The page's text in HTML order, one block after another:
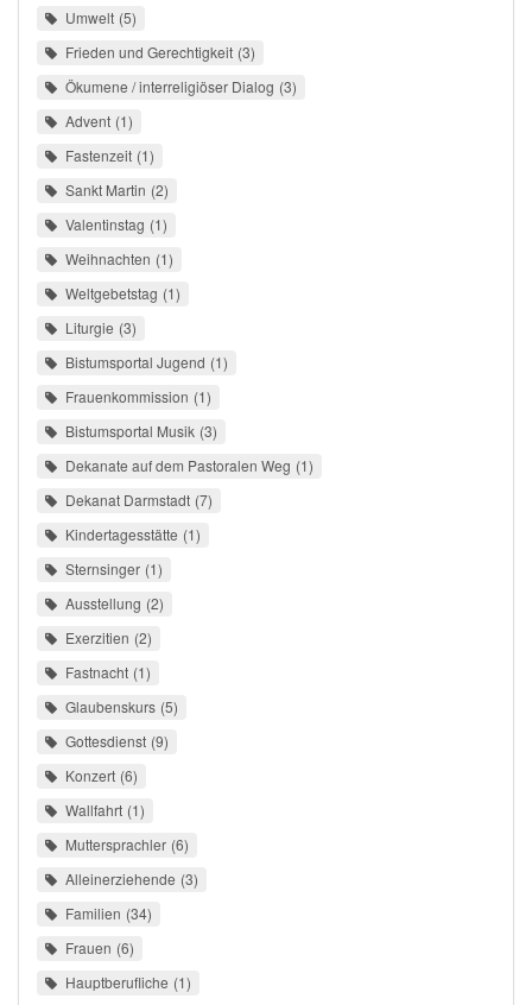
Umwelt 5
Frieden und Gerechtigkeit 3
Ökumene / interreligiöser Dialog 3
Advent 1
Fastenzeit 1
Sankt Martin 2
Valentinstag 1
Weihnachten 1
Weltgebetstag 1
Liturgie 3
Bistumsportal Jugend 1
Frauenkommission 1
Bistumsportal Musik 3
Dekanate auf dem Pastoralen Weg 1
Dekanat Darmstadt 7
Kindertagesstätte 1
Sternsinger 1
Ausstellung 2
Exerzitien 2
Fastnacht 1
Glaubenskurs 5
Gottesdienst 9
Konzert 6
Wallfahrt 1
Muttersprachler 6
Alleinerziehende 3
Familien 34
Frauen 6
Hauptberufliche 1